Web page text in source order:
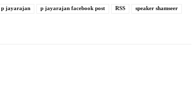
p jayarajan p jayarajan facebook post RSS
speaker shamseer